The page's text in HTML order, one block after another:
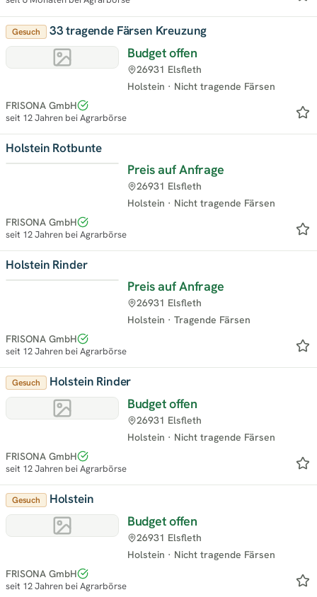
Gesuch 33 tragende Färsen Kreuzung
Budget offen
Holstein · Nicht tragende Färsen
26931 Elsfleth
FRISONA GmbH
seit 12 Jahren bei Agrarbörse
Holstein Rotbunte
Preis auf Anfrage
Holstein · Nicht tragende Färsen
26931 Elsfleth
FRISONA GmbH
seit 12 Jahren bei Agrarbörse
Holstein Rinder
Preis auf Anfrage
Holstein · Tragende Färsen
26931 Elsfleth
FRISONA GmbH
seit 12 Jahren bei Agrarbörse
Gesuch Holstein Rinder
Budget offen
Holstein · Nicht tragende Färsen
26931 Elsfleth
FRISONA GmbH
seit 12 Jahren bei Agrarbörse
Gesuch Holstein
Budget offen
Holstein · Nicht tragende Färsen
26931 Elsfleth
FRISONA GmbH
seit 12 Jahren bei Agrarbörse